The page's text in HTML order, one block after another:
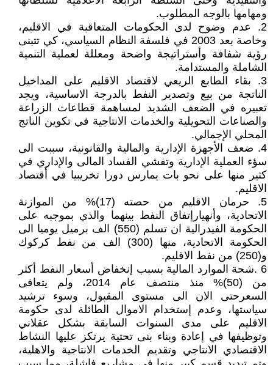
ومهامها بالوجه المطلوب.
2. عدم وضوح لدى الحكومات المتعاقبة في الاقليم،
وخاصة بعد 2003 في فلسفة النظام السياسي، كي تتبنى
رؤية شفافة وأستراتيجة واضحة ومعللة لعملية التنمية
الشاملة والمستدامة.
3. بقاء الطابع الريعي لاقتصاد الاقليم على المداخيل
الناتجة من بيع وتصدير النفط بالدرجة الاساسية، ويجد
تعبيره في الضعف الشديد لمساهمة قطاعات الزراعة
والصناعات التحويلية والخدمات الانتاجية في تكوين الناتج
المحلي الإجمالي.
4. ضعف الأجهزة الإدارية والمالية والقانونية، سببت الى
سؤء العملية الإدارية وتفشي الفساد المالى والإداري في
كثير منها على نحو بات يمارس دورا تخريبيا في أقتصاد
الاقليم.
5. حرمان الاقليم من حصته (17)% من الموازنة
الاتحادية، وأنهيارإتفاق النفط بينهما والذي بموجبه على
الحكومة الفيدرالية ان تسلم (550) الف برميل يوميا الى
الحكومة الاتحادية، منها (300) الف من نفط كركوك
و(250) من نفط الاقليم.
6 .شحة الموارد المالية بسبب إنخفاض أسعار النفط أكثر
من (50)% منذ منتصف عام 2014، ولم يتعافى
السعرحتى الان الى مستوى المقبول، وسوء ترشيد
سياستها، وعدم إستخدام الاموال الطائلة لدى حكومة
الاقليم على مدى السنوات السابقة بشكل عقلاني
وتوظيفها في إعادة وبناء بنى تحتية يرتكز عليها النشاط
الاقتصادي الانتاجي وتقديم الخدمات الانتاجية والاهلية،